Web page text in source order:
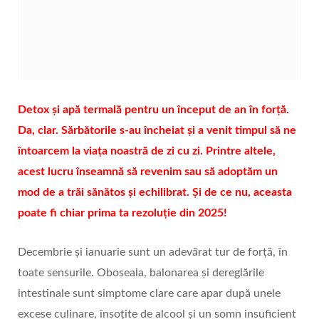
Detox și apă termală pentru un început de an în forță.
Da, clar. Sărbătorile s-au încheiat și a venit timpul să ne
întoarcem la viața noastră de zi cu zi. Printre altele,
acest lucru înseamnă să revenim sau să adoptăm un
mod de a trăi sănătos și echilibrat. Și de ce nu, aceasta
poate fi chiar prima ta rezoluție din 2025!
Decembrie și ianuarie sunt un adevărat tur de forță, în
toate sensurile. Oboseala, balonarea și dereglările
intestinale sunt simptome clare care apar după unele
excese culinare, însoțite de alcool și un somn insuficient